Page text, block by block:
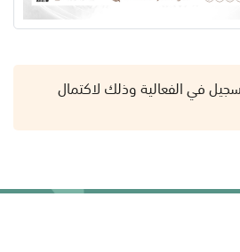
في الفعالية وذلك لاكتمال